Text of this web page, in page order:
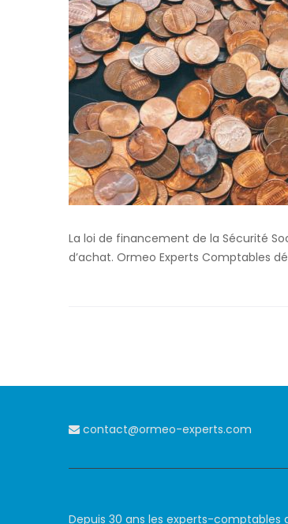
La loi de financement de la Sécurité
d’achat. Ormeo Experts Comptables
contact@ormeo-experts.com
Depuis 30 ans les experts-comptables